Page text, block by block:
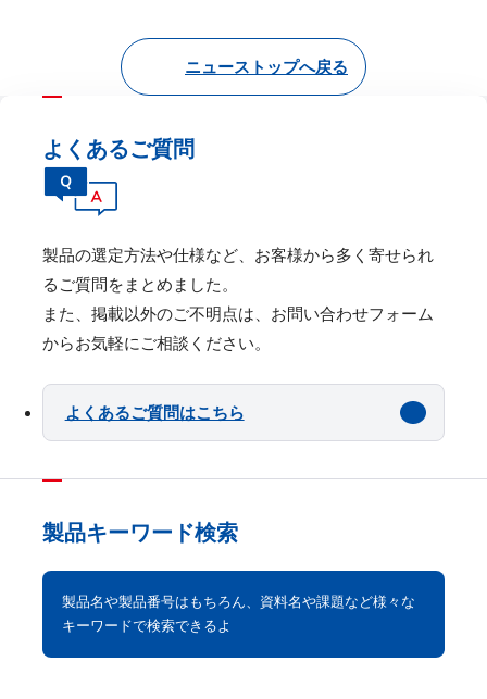
ニューストップへ戻る
よくあるご質問
製品の選定⽅法や仕様など、お客様から多く寄せられ
るご質問をまとめました。
また、掲載以外のご不明点は、お問い合わせフォーム
からお気軽にご相談ください。
よくあるご質問はこちら
製品キーワード検索
製品名や製品番号はもちろん、資料名や課題など様々な
キーワードで検索できるよ